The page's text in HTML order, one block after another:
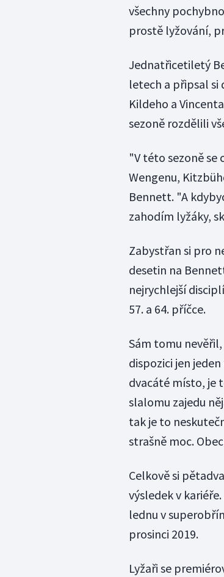
všechny
prostě lyžování,
Jednatřicetiletý
letech a připsal si
Kildeho a
sezoně rozdělili
"V této sezoně se
Wengenu,
Bennett. "A
zahodím lyžáky,
Zabystřan si pro
desetin na
nejrychlejší
57. a 64. příčce.
Sám tomu
dispozici jen
dvacáté místo, je
slalomu zajedu
tak je to
strašně moc.
Celkově si
výsledek v
lednu v
prosinci 2019.
Lyžaři se